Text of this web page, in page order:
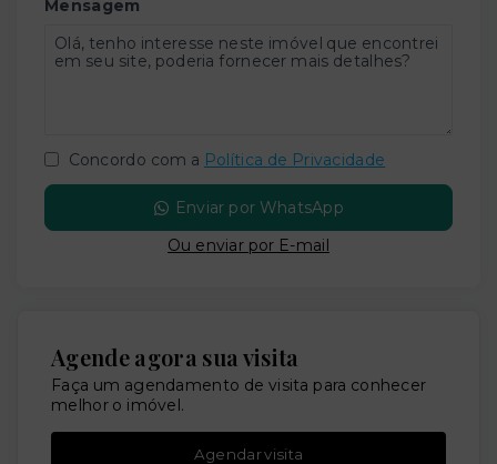
Mensagem
Concordo com a Política de Privacidade
Enviar por WhatsApp
Ou enviar por E-mail
Agende agora sua visita
Faça um agendamento de visita para conhecer
melhor o imóvel.
Agendar visita